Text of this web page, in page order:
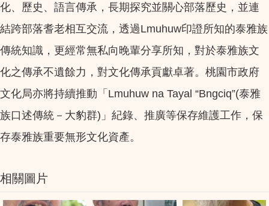
化、歷史、語言傳承，長期探究並關心部落歷史，並連
結跨部落耆老相互交流，透過Lmuhuw印證所知的泰雅族
傳統知識，更經常無私向晚輩分享所知，對於泰雅族文
化之傳承不遺餘力，對文化傳承貢獻卓著。桃園市政府
文化局亦將持續推動「Lmuhuw na Tayal “Bngciq”(泰雅
族口述傳統－大豹群)」紀錄、推廣等保存維護工作，保
存泰雅族重要無形文化資產。
相關圖片